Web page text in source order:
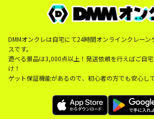
DMMオンクレは自宅にて24時間オンラインクレー
スです。
遊べる景品は3,000点以上！発送依頼を行えばご自
け！
ゲット保証機能があるので、初心者の方でも安心し